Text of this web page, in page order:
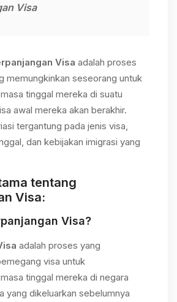
Visa
Visa adalah proses
memungkinkan seseorang untuk
tinggal mereka di suatu
awal mereka akan berakhir.
tergantung pada jenis visa,
dan kebijakan imigrasi yang
tentang
Visa:
Visa?
adalah proses yang
visa untuk
tinggal mereka di negara
yang dikeluarkan sebelumnya